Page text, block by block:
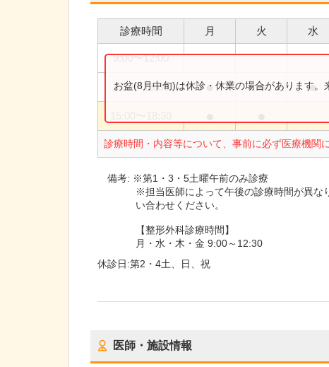
診療時間 月 火 水
9:00〜12:00
9:00〜13:00 ● ● ●
診療時間・内容等について、事前に必ず医療機関
お盆(8月中旬)は休診・休業の場合があります。
備考: ※第1・3・5土曜午前のみ診療
※担当医師によって午後の診療時間が異な
い合わせください。
【整形外科診療時間】
月・水・木・金 9:00～12:30
休診日:第2・4土、日、祝
医師・施設情報